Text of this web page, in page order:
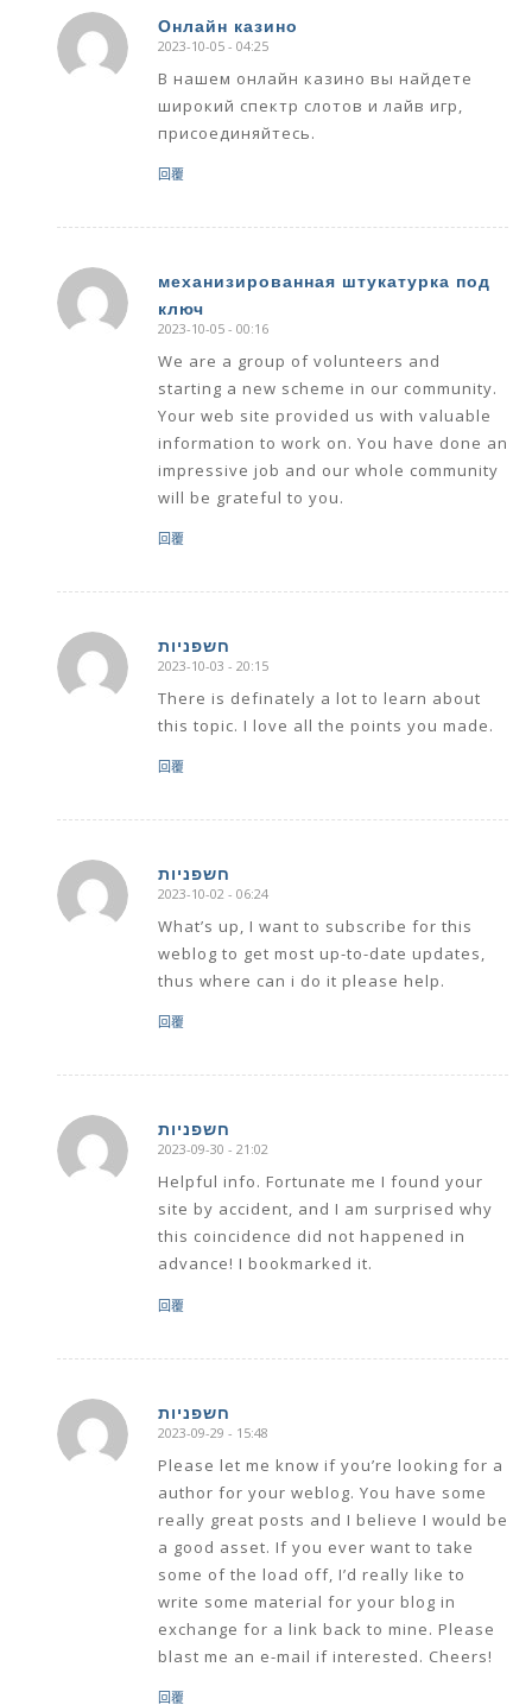
Онлайн казино
says:
2023-10-05 - 04:25
В нашем онлайн казино вы найдете
широкий спектр слотов и лайв игр,
присоединяйтесь.
回覆
механизированная штукатурка под
ключ
says:
2023-10-05 - 00:16
We are a group of volunteers and
starting a new scheme in our community.
Your web site provided us with valuable
information to work on. You have done an
impressive job and our whole community
will be grateful to you.
回覆
חשפניות
says:
2023-10-03 - 20:15
There is definately a lot to learn about
this topic. I love all the points you made.
回覆
חשפניות
says:
2023-10-02 - 06:24
What’s up, I want to subscribe for this
weblog to get most up-to-date updates,
thus where can i do it please help.
回覆
חשפניות
says:
2023-09-30 - 21:02
Helpful info. Fortunate me I found your
site by accident, and I am surprised why
this coincidence did not happened in
advance! I bookmarked it.
回覆
חשפניות
says:
2023-09-29 - 15:48
Please let me know if you’re looking for a
author for your weblog. You have some
really great posts and I believe I would be
a good asset. If you ever want to take
some of the load off, I’d really like to
write some material for your blog in
exchange for a link back to mine. Please
blast me an e-mail if interested. Cheers!
回覆